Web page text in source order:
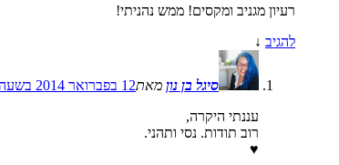
רעיון מגניב ומקסים! ממש נהניתי!
להגיב ↓
סיגל בן נון מאת12 בפברואר 2014 בשעה 00:07
עננתי היקרה,
רוב תודות. נסי ותהני.
♥